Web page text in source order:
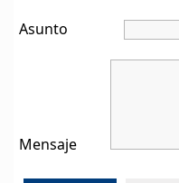
Asunto
Mensaje